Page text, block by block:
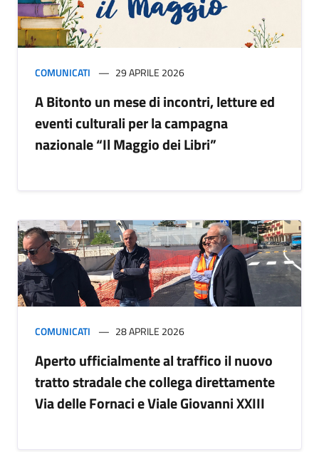
COMUNICATI 29 APRILE 2026
A Bitonto un mese di incontri, letture ed
eventi culturali per la campagna
nazionale “Il Maggio dei Libri”
COMUNICATI 28 APRILE 2026
Aperto ufficialmente al traffico il nuovo
tratto stradale che collega direttamente
Via delle Fornaci e Viale Giovanni XXIII